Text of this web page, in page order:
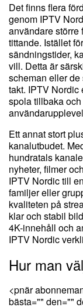
Det finns flera
genom IPTV
användare större
tittande. Istället
sändningstider,
vill. Detta är
scheman eller
takt. IPTV Nordic
spola tillbaka
Ett annat stort
kanalutbudet.
hundratals
nyheter, filmer
IPTV Nordic till
familjer eller
kvaliteten på
klar och stabil
4K-innehåll och
IPTV Nordic
Hur man
<pnär
bästa="" den=""